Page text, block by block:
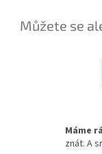
Můžete se
Máme
znát. A